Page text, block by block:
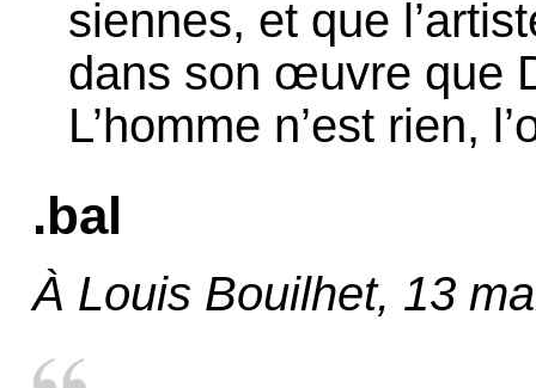
siennes, et que
dans son œuvre que
L’homme n’est rien,
.bal
À Louis Bouilhet, 13